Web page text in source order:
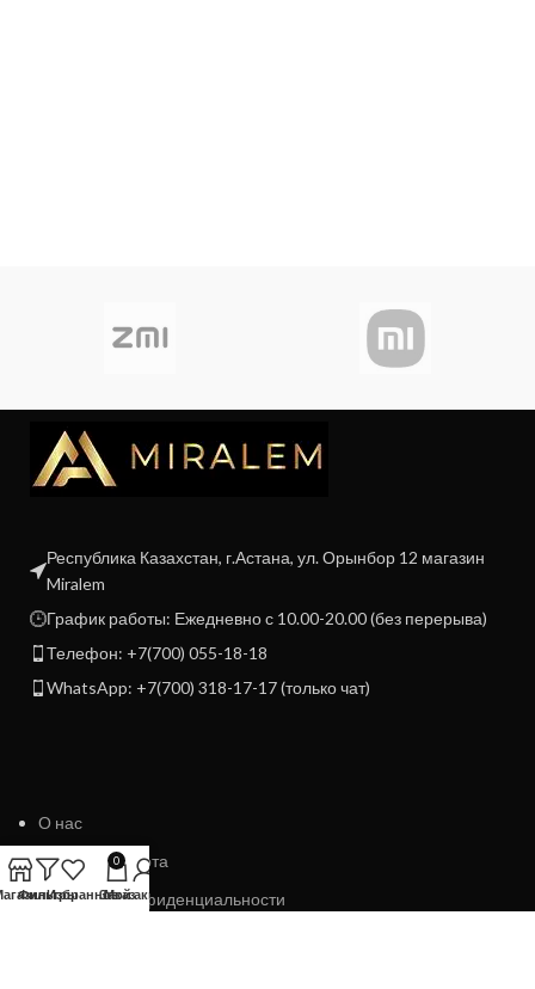
Республика Казахстан, г.Астана, ул. Орынбор 12 магазин
Miralem
График работы: Ежедневно с 10.00-20.00 (без перерыва)
Телефон: +7(700) 055-18-18
WhatsApp: +7(700) 318-17-17 (только чат)
О нас
Договор Оферта
Политика конфиденциальности
ФильтрыИзбранное
0
Заказ
Мой аккаунт